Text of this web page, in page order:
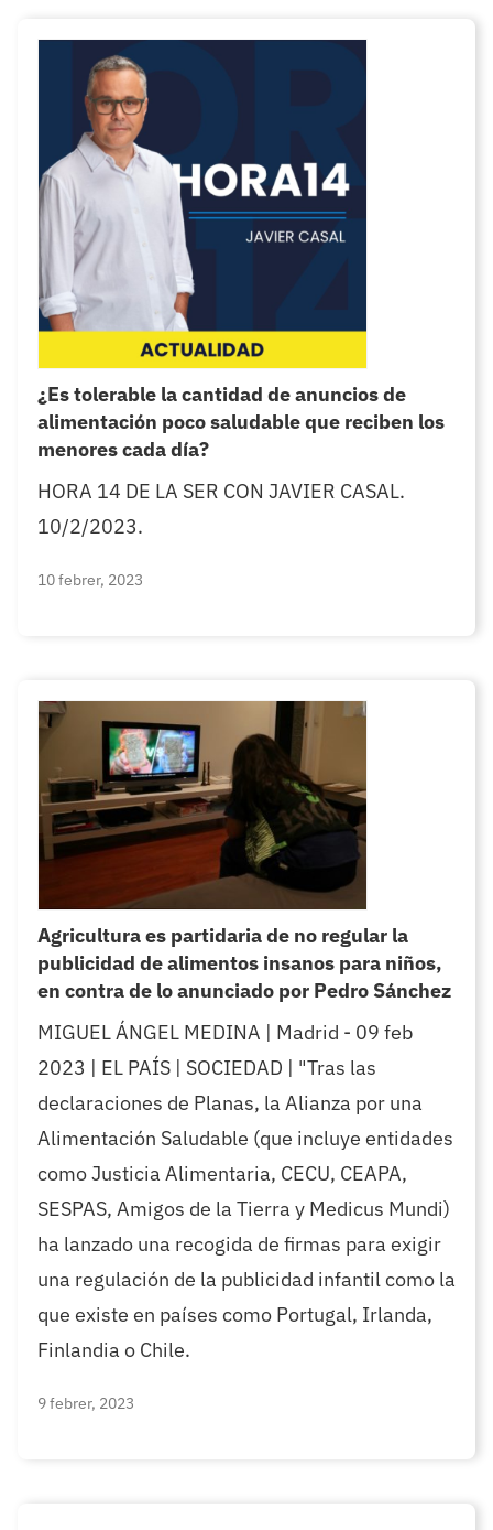
¿Es tolerable la cantidad de anuncios de
alimentación poco saludable que reciben los
menores cada día?
HORA 14 DE LA SER CON JAVIER CASAL.
10/2/2023.
10 febrer, 2023
Agricultura es partidaria de no regular la
publicidad de alimentos insanos para niños,
en contra de lo anunciado por Pedro Sánchez
MIGUEL ÁNGEL MEDINA | Madrid - 09 feb
2023 | EL PAÍS | SOCIEDAD | "Tras las
declaraciones de Planas, la Alianza por una
Alimentación Saludable (que incluye entidades
como Justicia Alimentaria, CECU, CEAPA,
SESPAS, Amigos de la Tierra y Medicus Mundi)
ha lanzado una recogida de firmas para exigir
una regulación de la publicidad infantil como la
que existe en países como Portugal, Irlanda,
Finlandia o Chile.
9 febrer, 2023